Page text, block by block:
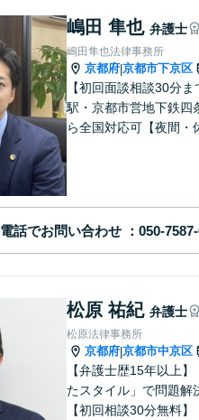
嶋田 隼也 弁護士
嶋田隼也法律事務所
京都府|京都市下京区
【初回面談相談30分
駅・京都市営地下鉄四
ら全国対応可【夜間・
電話でお問い合わせ
松原 祐紀 弁護士
松原法律事務所
京都府|京都市中京区
【弁護士歴15年以上
たスタイル」で問題解
【初回相談30分無料】